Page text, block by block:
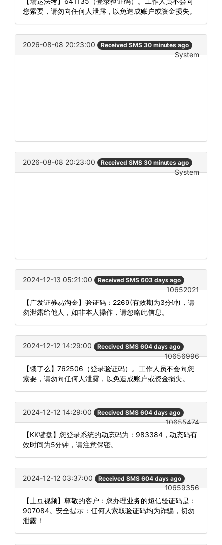
您索要，请勿向任何人泄露，以免造成账户或资金损失。
2026-08-08 20:23:00 Received SMS 30 minutes ago
System
2026-08-08 20:23:00 Received SMS 30 minutes ago
System
2024-12-13 05:21:00 Received SMS 603 days ago
10652021
【广发证券易淘金】验证码：2269(有效期为3分钟)，请
勿泄露给他人，如非本人操作，请忽略此信息。
2024-12-12 14:29:00 Received SMS 604 days ago
10656996
【饿了么】762506（登录验证码）。工作人员不会向您
索要，请勿向任何人泄露，以免造成账户或资金损失。
2024-12-12 14:29:00 Received SMS 604 days ago
10655474
【KK键盘】您登录系统的动态码为：983384，动态码有
效时间为5分钟，请注意保密。
2024-12-12 03:37:00 Received SMS 604 days ago
10659356
【土豆视频】尊敬的客户：您办理业务的短信验证码是：
907084。安全提示：任何人索取验证码均为诈骗，切勿
泄露！